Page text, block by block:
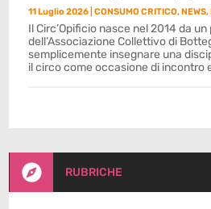
11 Luglio 2026 |CONSUMO CRITICO,NEWS,
Il Circ’Opificio nasce nel 2014 da
dell’Associazione Collettivo di
semplicemente insegnare una
il circo come occasione di incontro
 RUBRICHE